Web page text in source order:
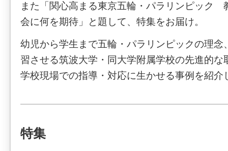
また「関心高まる東京五輪・パラリンピック
会に何を期待」と題して、特集をお届け。
幼児から学生まで五輪・パラリンピックの理念
習させる筑波大学・同大学附属学校の先進的な
学校現場での指導・対応に生かせる事例を紹介
特集